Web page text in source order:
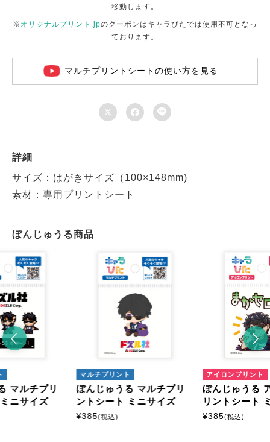
移動します。
※ オリジナルプリント.jpのクーポンはキャラぴたでは使用不可となっ
ております。
マルチプリントシートの使い方を見る
  
詳細
サイズ：はがきサイズ（100×148mm)
素材：専用プリントシート
ぼんじゅうる商品
マルチプリ
ニサイズ
マルチプリント
ぼんじゅうる マルチプリ
ントシート ミニサイズ
¥385(税込)
アイロンプリント
ぼんじゅうる
リントシート
¥385(税込)